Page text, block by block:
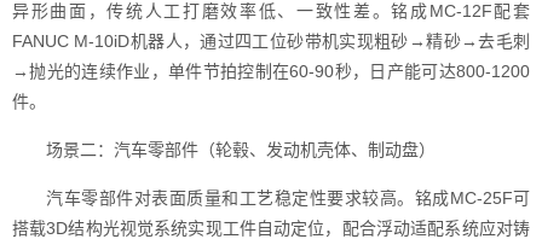
异形曲面，传统人工打磨效率低、一致性差。铭成MC-12F配套
FANUC M-10iD机器人，通过四工位砂带机实现粗砂→精砂→去毛刺
→抛光的连续作业，单件节拍控制在60-90秒，日产能可达800-1200
件。
场景二：汽车零部件（轮毂、发动机壳体、制动盘）
汽车零部件对表面质量和工艺稳定性要求较高。铭成MC-25F可
搭载3D结构光视觉系统实现工件自动定位，配合浮动适配系统应对铸